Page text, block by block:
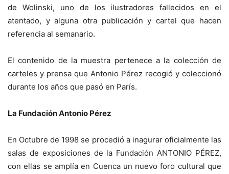
de Wolinski, uno de los ilustradores fallecidos en el
atentado, y alguna otra publicación y cartel que hacen
referencia al semanario.
El contenido de la muestra pertenece a la colección de
carteles y prensa que Antonio Pérez recogió y coleccionó
durante los años que pasó en París.
La Fundación Antonio Pérez
En Octubre de 1998 se procedió a inagurar oficialmente las
salas de exposiciones de la Fundación ANTONIO PÉREZ,
con ellas se amplía en Cuenca un nuevo foro cultural que